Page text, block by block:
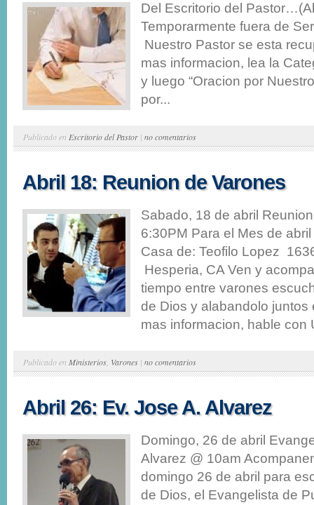
Del Escritorio del
Temporarmente fuera de
Nuestro Pastor se esta
mas informacion, lea la
y luego “Oracion por
por...
Publicado en Escritorio del Pastor | no comentarios
Abril 18: Reunion de Varones
Sabado, 18 de abril
6:30PM Para el Mes de
Casa de: Teofilo Lopez
Hesperia, CA Ven y
tiempo entre varones
de Dios y alabandolo
mas informacion, hable con
Publicado en Ministerios Varones | no comentarios
Abril 26: Ev. Jose A. Alvarez
Domingo, 26 de abril
Alvarez @ 10am
domingo 26 de abril para
de Dios, el Evangelista de